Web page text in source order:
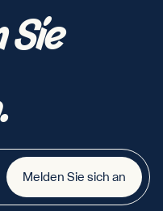
Melden Sie sich an